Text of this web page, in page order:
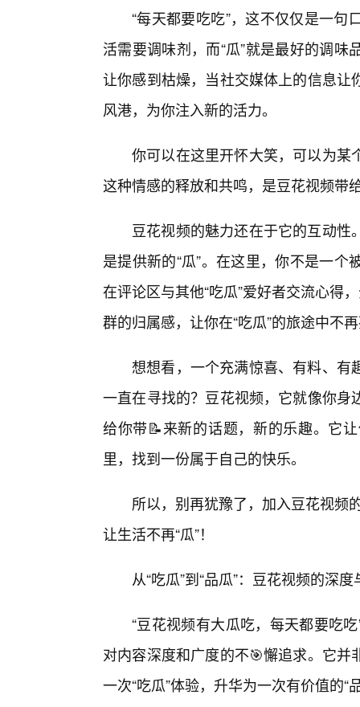
“每天都要吃吃”，这不仅仅是一
活需要调味剂，而“瓜”就是最好的调
让你感到枯燥，当社交媒体上的信息
风港，为你注入新的活力。
你可以在这里开怀大笑，可以为某
这种情感的释放和共鸣，是豆花视频带
豆花视频的魅力还在于它的互动
是提供新的“瓜”。在这里，你不是一
在评论区与其他“吃瓜”爱好者交流心得
群的归属感，让你在“吃瓜”的旅途中不
想想看，一个充满惊喜、有料、有
一直在寻找的？豆花视频，它就像你
给你带📝来新的话题，新的乐趣。它
里，找到一份属于自己的快乐。
所以，别再犹豫了，加入豆花视频
让生活不再“瓜”！
从“吃瓜”到“品瓜”：豆花视频的深
“豆花视频有大瓜吃，每天都要吃
对内容深度和广度的不🎯懈追求。它
一次“吃瓜”体验，升华为一次有价值的